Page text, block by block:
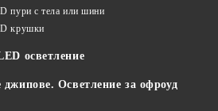
пури с тела или шини
крушки
осветление
джипове. Осветление за офроуд